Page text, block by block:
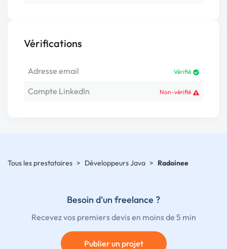
Vérifications
Adresse email Vérifié
Compte LinkedIn Non-vérifié
Tous les prestataires > Développeurs Java > Radoinee
Besoin d'un freelance ?
Recevez vos premiers devis en moins de 5 min
Publier un projet